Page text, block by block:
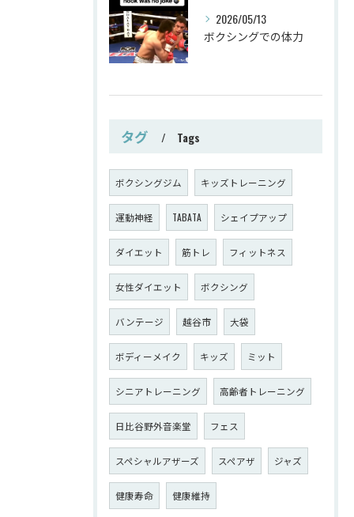
2026/05/13
ボクシングでの体力
タグ Tags
ボクシングジム キッズトレーニング
運動神経 TABATA シェイプアップ
ダイエット 筋トレ フィットネス
女性ダイエット ボクシング
バンテージ 越谷市 大袋
ボディーメイク キッズ ミット
シニアトレーニング 高齢者トレーニング
日比谷野外音楽堂 フェス
スペシャルアザーズ スペアザ ジャズ
健康寿命 健康維持